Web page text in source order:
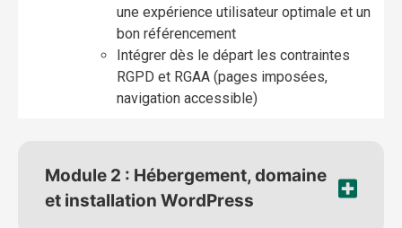
une expérience utilisateur optimale et un
bon référencement
Intégrer dès le départ les contraintes
RGPD et RGAA (pages imposées,
navigation accessible)
Module 2 : Hébergement, domaine
et installation WordPress